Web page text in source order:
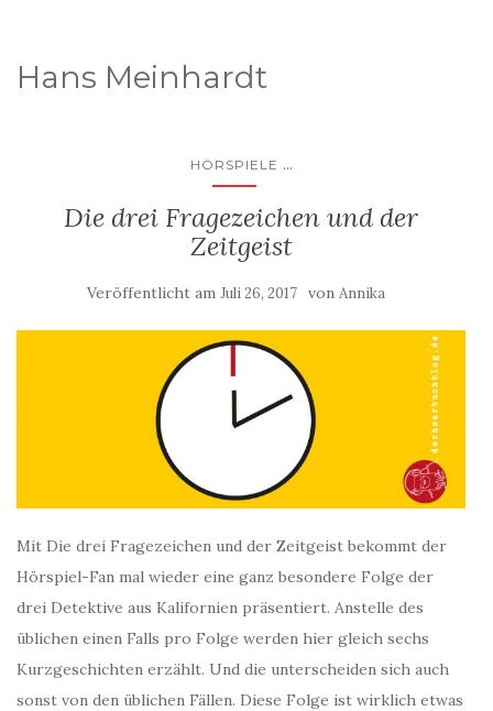
Hans Meinhardt
HÖRSPIELE ...
Die drei Fragezeichen und der
Zeitgeist
Veröffentlicht am Juli 26, 2017 von Annika
Mit Die drei Fragezeichen und der Zeitgeist bekommt der
Hörspiel-Fan mal wieder eine ganz besondere Folge der
drei Detektive aus Kalifornien präsentiert. Anstelle des
üblichen einen Falls pro Folge werden hier gleich sechs
Kurzgeschichten erzählt. Und die unterscheiden sich auch
sonst von den üblichen Fällen. Diese Folge ist wirklich etwas